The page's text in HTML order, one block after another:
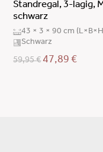
Standregal, 3-lagig,
schwarz
43 × 3 × 90 cm
Schwarz
59,95€ 47,89€